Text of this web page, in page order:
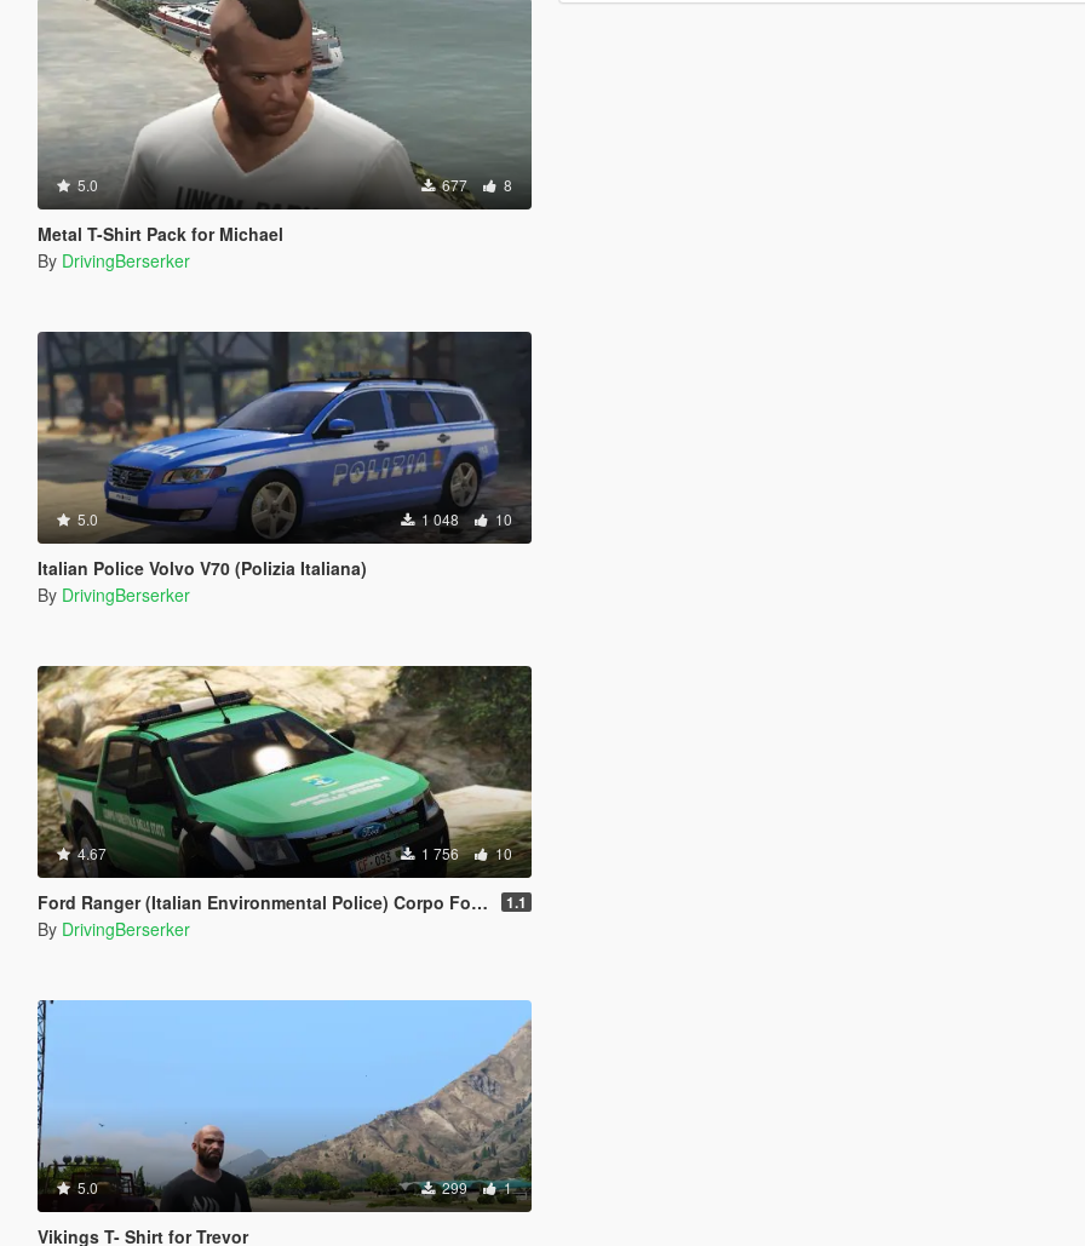
5.0 677 8
Metal T-Shirt Pack for Michael
By DrivingBerserker
5.0 1 048 10
Italian Police Volvo V70 (Polizia Italiana)
By DrivingBerserker
4.67 1 756 10
Ford Ranger (Italian Environmental Police) Corpo Forestale Dello Stato 1.1
By DrivingBerserker
5.0 299 1
Vikings T- Shirt for Trevor